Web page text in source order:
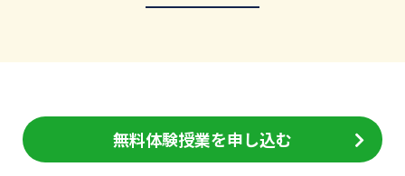
無料体験授業を申し込む